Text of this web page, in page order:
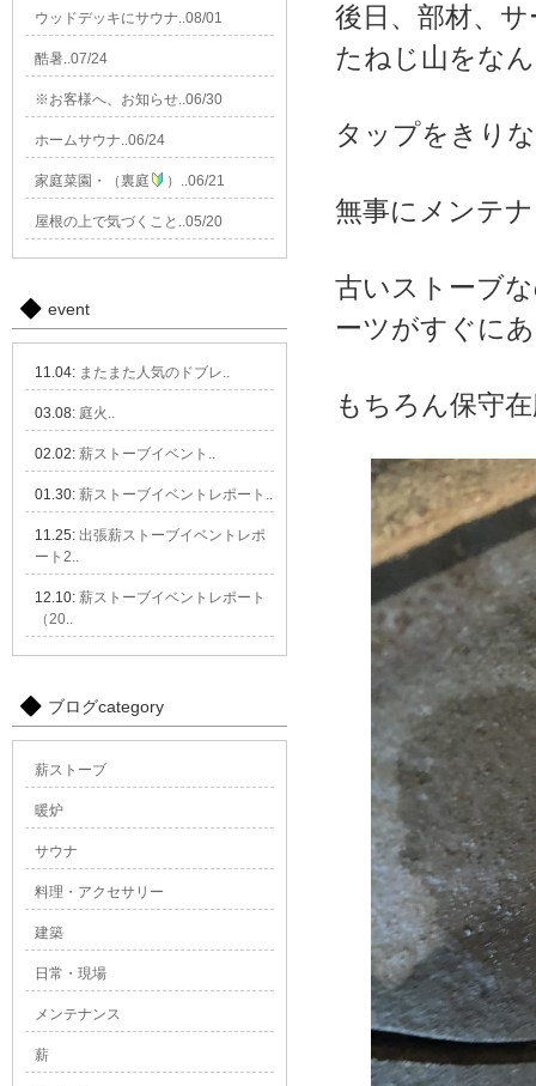
後日、部材、
たねじ山をな
タップをきり
無事にメンテ
古いストーブ
ーツがすぐに
もちろん保守
ウッドデッキにサウナ..08/01
酷暑..07/24
※お客様へ、お知らせ..06/30
ホームサウナ..06/24
家庭菜園・（裏庭 ）..06/21
屋根の上で気づくこと..05/20
event
11.04: またまた人気のドブレ..
03.08: 庭火..
02.02: 薪ストーブイベント..
01.30: 薪ストーブイベントレポート..
11.25: 出張薪ストーブイベントレポ
ート2..
12.10: 薪ストーブイベントレポート
（20..
ブログcategory
薪ストーブ
暖炉
サウナ
料理・アクセサリー
建築
日常・現場
メンテナンス
薪